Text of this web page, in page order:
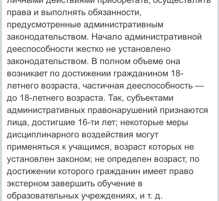
права и выполнять обязанности,
предусмотренные административным
законодательством. Начало административной
дееспособности жестко не установлено
законодательством. В полном объеме она
возникает по достижении гражданином 18-
летнего возраста, частичная дееспособность —
до 18-летнего возраста. Так, субъектами
административных правонарушений признаются
лица, достигшие 16-ти лет; некоторые меры
дисциплинарного воздействия могут
применяться к учащимся, возраст которых не
установлен законом; не определен возраст, по
достижении которого гражданин имеет право
экстерном завершить обучение в
образовательных учреждениях, и т. д.